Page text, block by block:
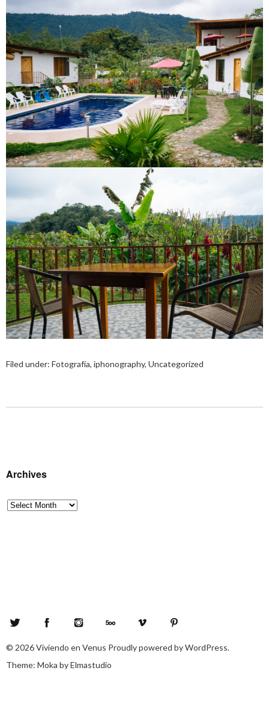
Filed under: Fotografía, iphonography, Uncategorized
Archives
Archives
© 2026Viviendo en Venus Proudly powered byWordPress.
Theme: Moka byElmastudio